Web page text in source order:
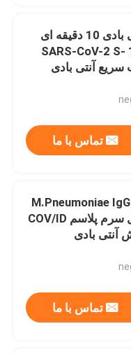
کیت تست آنتی بادی 10 دقیقه ای
برای کووید-19 SARS-CoV-2 S-
تماس با ما
آزمایش سریع M.Pneumoniae IgG
IgM خون کامل سرم پلاسم COV/ID
تماس با ما